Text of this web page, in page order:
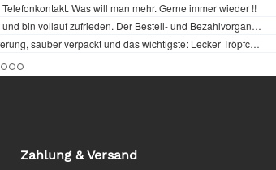
Zahlung & Versand